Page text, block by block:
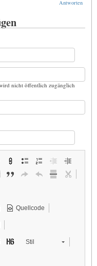
Antworten
nicht öffentlich zugänglich
Quellcode
Stil